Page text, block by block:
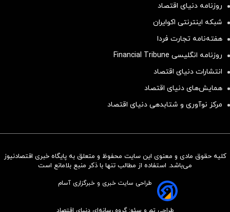
سرمایه‌گذاری همسنگ با شاخص
روزنامه دنیای اقتصاد
شبکه اینترنتی اکوایران
هفته‌نامه تجارت فردا
روزنامه انگلیسی Financial Tribune
انتشارات دنیای اقتصاد
همایش‌های دنیای اقتصاد
مرکز نوآوری و شتابدهی دنیای اقتصاد
کلیه حقوق مادی و معنوی این سایت محفوظ و متعلق به پایگاه خبری اقتصادنیوز
می‌باشد. استفاده از مطالب تنها با ذکر منبع بلامانع است
طراحی سایت خبری و خبرگزاری آسام